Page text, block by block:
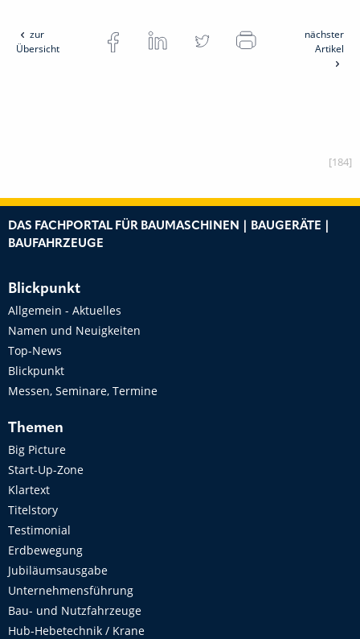
zur
Übersicht
nächster
Artikel
[184]
DAS FACHPORTAL FÜR BAUMASCHINEN | BAUGERÄTE |
BAUFAHRZEUGE
Blickpunkt
Allgemein - Aktuelles
Namen und Neuigkeiten
Top-News
Blickpunkt
Messen, Seminare, Termine
Themen
Big Picture
Start-Up-Zone
Klartext
Titelstory
Testimonial
Erdbewegung
Jubiläumsausgabe
Unternehmensführung
Bau- und Nutzfahrzeuge
Hub-Hebetechnik / Krane